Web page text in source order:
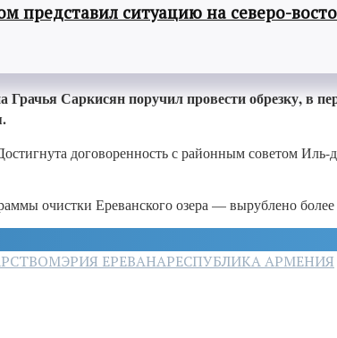
ситуацию на северо-
Грачья Саркисян поручил провести обрезку, в
договоренность с районным советом
очистки Ереванского озера — вырублено
МЭРИЯ ЕРЕВАНАРЕСПУБЛИКА АРМЕНИЯ